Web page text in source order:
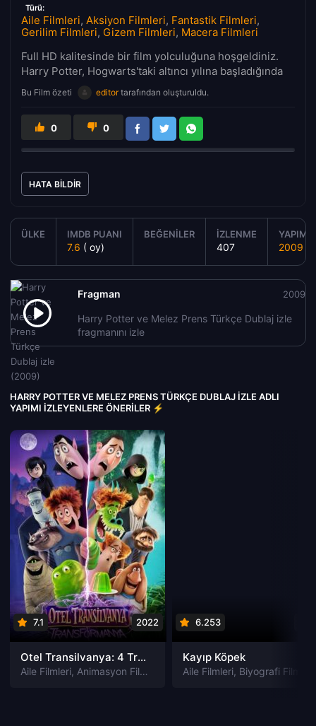
Türü:
Aile Filmleri, Aksiyon Filmleri, Fantastik Filmleri,
Gerilim Filmleri, Gizem Filmleri, Macera Filmleri
Full HD kalitesinde bir film yolculuğuna hoşgeldiniz.
Harry Potter, Hogwarts'taki altıncı yılına başladığında
Bu Film özeti editortarafından oluşturuldu.
0 0
HATA BILDIR
ÜLKE IMDB PUANI
7.6 ( oy)
BEĞENILER İZLENME
407
YAPIM
2009
Fragman
Harry Potter ve Melez Prens Türkçe Dublaj izle
fragmanını izle
2009
HARRY POTTER VE MELEZ PRENS TÜRKÇE DUBLAJ IZLE ADLI
YAPIMI İZLEYENLERE ÖNERILER ⚡
7.1 2022
Otel Transilvanya: 4 Transformanya izle
Aile Filmleri, Animasyon Filmleri Fantastik Filmleri,Komedi
6.253
Kayıp Köpek
Aile Filmleri, Biyografi Filmleri